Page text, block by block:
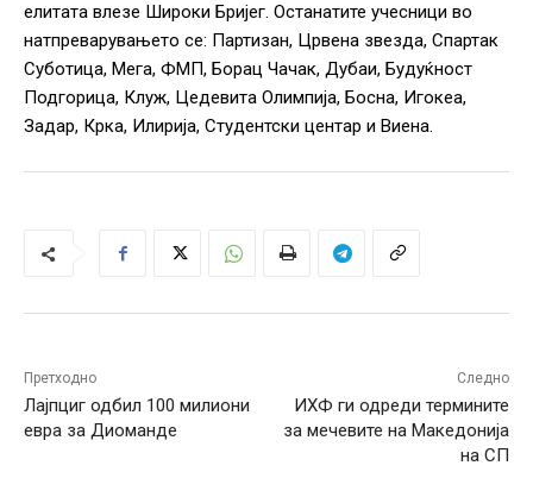
елитата влезе Широки Бријег. Останатите учесници во
натпреварувањето се: Партизан, Црвена звезда, Спартак
Суботица, Мега, ФМП, Борац Чачак, Дубаи, Будуќност
Подгорица, Клуж, Цедевита Олимпија, Босна, Игокеа,
Задар, Крка, Илирија, Студентски центар и Виена.
Претходно
Лајпциг одбил 100 милиони
евра за Диоманде
Следно
ИХФ ги одреди термините
за мечевите на Македонија
на СП